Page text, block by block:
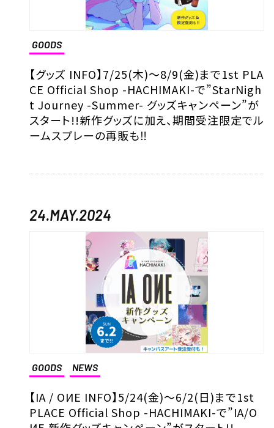
GOODS
【グッズ INFO】7/25(木)～8/9(金)まで1st PLA
CE Official Shop -HACHIMAKI-で”StarNigh
t Journey -Summer- グッズキャンペーン”が
スタート!!新作グッズに加え、期間受注限定でル
ームスプレーの再販も‼
24.MAY.2024
GOODS NEWS
【IA / OИE INFO】5/24(金)～6/2(日)まで1st
PLACE Official Shop -HACHIMAKI-で”IA/O